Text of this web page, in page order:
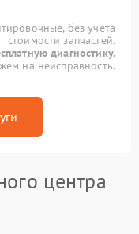
без учета
стоимости запчастей.
диагностику.
на неисправность.
центра